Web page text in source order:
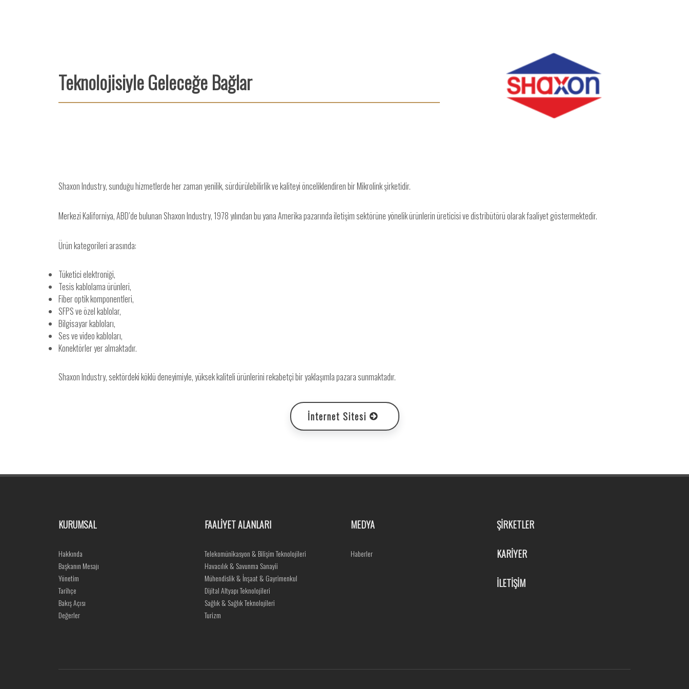
Teknolojisiyle Geleceğe Bağlar
Shaxon Industry, sunduğu hizmetlerde her zaman yenilik, sürdürülebilirlik ve kaliteyi önceliklendiren bir Mikrolink şirketidir.
Merkezi Kaliforniya, ABD’de bulunan Shaxon Industry, 1978 yılından bu yana Amerika pazarında iletişim sektörüne yönelik ürünlerin üreticisi ve distribütörü olarak faaliyet göstermektedir.
Ürün kategorileri arasında:
Tüketici elektroniği,
Tesis kablolama ürünleri,
Fiber optik komponentleri,
SFPS ve özel kablolar,
Bilgisayar kabloları,
Ses ve video kabloları,
Konektörler yer almaktadır.
Shaxon Industry, sektördeki köklü deneyimiyle, yüksek kaliteli ürünlerini rekabetçi bir yaklaşımla pazara sunmaktadır.
İnternet Sitesi
KURUMSAL
Hakkında
Başkanın Mesajı
Yönetim
Tarihçe
Bakış Açısı
Değerler
FAALİYET ALANLARI
Telekomünikasyon & Bilişim Teknolojileri
Havacılık & Savunma Sanayii
Mühendislik & İnşaat & Gayrimenkul
Dijital Altyapı Teknolojileri
Sağlık & Sağlık Teknolojileri
Turizm
MEDYA
Haberler
ŞİRKETLER
KARİYER
İLETİŞİM